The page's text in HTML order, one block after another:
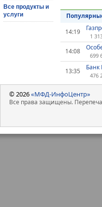
Все продукты и
услуги
14:19
1
14:08
699
13:35 Банк
476
© 2026«МФД-ИнфоЦентр»
Все права защищены.